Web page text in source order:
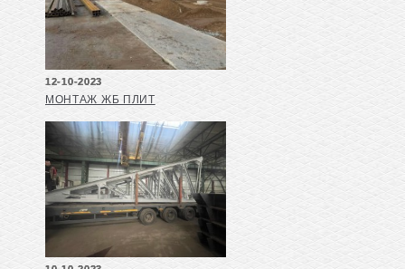
12-10-2023
МОНТАЖ ЖБ ПЛИТ